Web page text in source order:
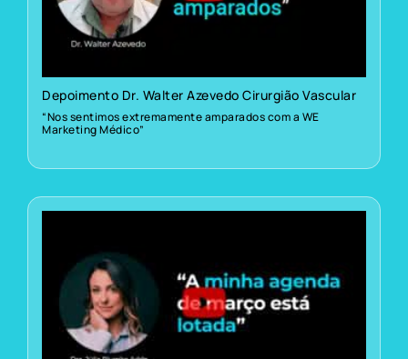
Depoimento Dr. Walter Azevedo Cirurgião Vascular
“Nos sentimos extremamente amparados com a WE
Marketing Médico”